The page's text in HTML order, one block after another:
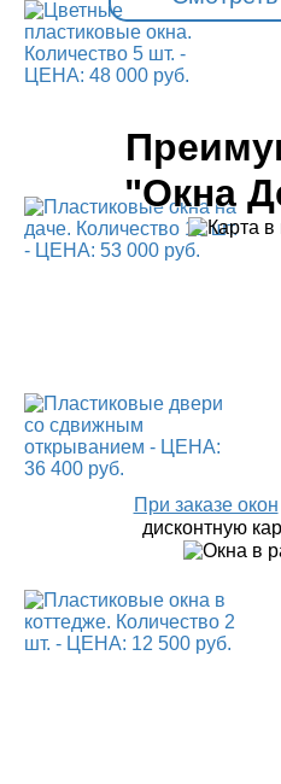
"Окна
При заказе окон
дисконтную